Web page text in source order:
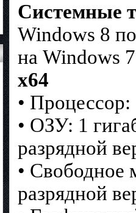
Системные
Windows 8
на Windows
х64
•
• ОЗУ: 1
разрядной
• Свободное
разрядной